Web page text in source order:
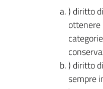
) diritto
ottenere
) diritto
sempre